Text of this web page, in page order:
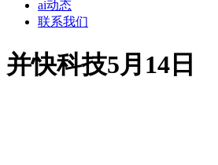
ai动态
联系我们
并快科技5月14日